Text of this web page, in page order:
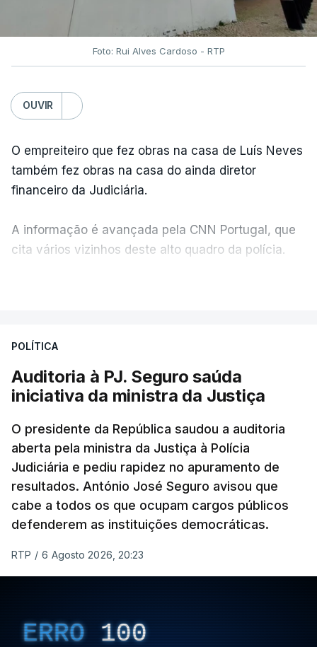
Foto: Rui Alves Cardoso - RTP
OUVIR
O empreiteiro que fez obras na casa de Luís Neves
também fez obras na casa do ainda diretor
financeiro da Judiciária.
A informação é avançada pela CNN Portugal, que
cita vários vizinhos deste alto quadro da polícia.
apreendido numa operação de droga.
POLÍTICA
Auditoria à PJ. Seguro saúda
iniciativa da ministra da Justiça
O presidente da República saudou a auditoria
aberta pela ministra da Justiça à Polícia
Judiciária e pediu rapidez no apuramento de
resultados. António José Seguro avisou que
cabe a todos os que ocupam cargos públicos
defenderem as instituições democráticas.
RTP / 6 Agosto 2026, 20:23
ERRO 100